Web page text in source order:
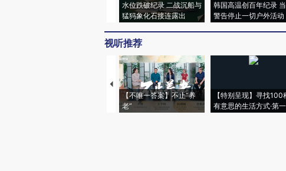
水位跌破纪录 二战沉船与
猛犸象化石接连露出
韩国高温创百年纪录
警告停止一切户外活动
视听推荐
【不唯一答案】不止“养
老”
【特别呈现】寻找100
有意思的生活方式·第